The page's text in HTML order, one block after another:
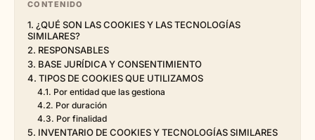
CONTENIDO
1. ¿QUÉ SON LAS COOKIES Y LAS TECNOLOGÍAS
SIMILARES?
2. RESPONSABLES
3. BASE JURÍDICA Y CONSENTIMIENTO
4. TIPOS DE COOKIES QUE UTILIZAMOS
4.1. Por entidad que las gestiona
4.2. Por duración
4.3. Por finalidad
5. INVENTARIO DE COOKIES Y TECNOLOGÍAS SIMILARES